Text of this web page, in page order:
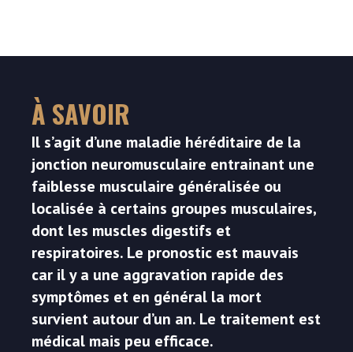
À SAVOIR
Il s’agit d’une maladie héréditaire de la
jonction neuromusculaire entrainant une
faiblesse musculaire généralisée ou
localisée à certains groupes musculaires,
dont les muscles digestifs et
respiratoires. Le pronostic est mauvais
car il y a une aggravation rapide des
symptômes et en général la mort
survient autour d’un an. Le traitement est
médical mais peu efficace.